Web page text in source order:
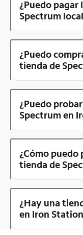
¿Puedo
Spectrum
¿Puedo
tienda de
¿Puedo
Spectrum en
¿Cómo puedo
tienda de
¿Hay una
en Iron